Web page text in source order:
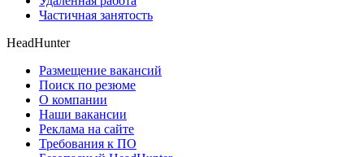
Частичная занятость
HeadHunter
Размещение вакансий
Поиск по резюме
О компании
Наши вакансии
Реклама на сайте
Требования к ПО